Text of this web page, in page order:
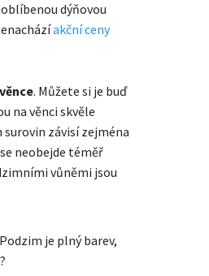
dýňovou
akční ceny
. Můžete si je buď
na věnci skvěle
závisí zejména
neobejde téměř
vůněmi jsou
je plný barev,
?